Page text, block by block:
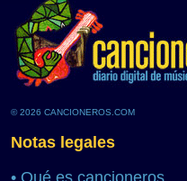
© 2026 CANCIONEROS.COM
Notas legales
• Qué es cancioneros